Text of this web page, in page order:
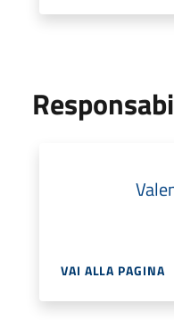
VAI ALLA PAGINA